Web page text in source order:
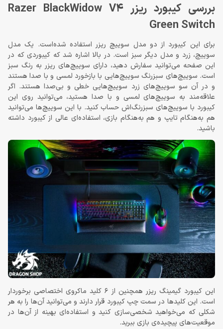
بررسی کیبورد ریزر Razer BlackWidow V4
Green Switch
برای این کیبورد از دو مدل سوییچ ریزر استفاده شده‌است. یک مدل
سوییچ، زرد و مدل دیگر سبز است. در بالا اشاره شد که کیبوردی که در
این صفحه می‌توانید سفارش دهید، دارای سوییچ‌های ریزر به رنگ سبز
است. سوییچ‌های سبزرنگ سوییچ‌هایی با بازخورد لمسی و با صدا هستند
و در آن سو سوییچ‌های زرد سوییچ‌هایی خطی و بی‌صدا هستند. اگر
علاقه‌مند به سوییچ‌های لمسی و با صدا هستید، می‌توانید روی این
کیبورد با سوییچ‌های سبزرنگ‌اش حساب کنید. با این سوییچ‌ها می‌توانید
هم به‌هنگام تایپ و هم به‌هنگام بازی، استفاده‌ای عالی از کیبورد داشته
باشید.
این کیبورد گیمینگ ریزر همچنین از 6 کلید ماکروی اختصاصی برخوردار
است. این کلیدها در سمت چپ کیبورد قرار دارند و می‌توانید آن‌ها را به هر
شکلی که می‌خواهید شخصی‌سازی کنید و استفاده‌ای بهینه از آن‌ها در
موقعیت‌های پیچیده‌ی بازی ببرید.